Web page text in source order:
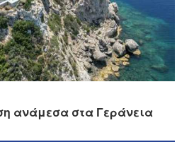
ανάμεσα στα Γεράνεια